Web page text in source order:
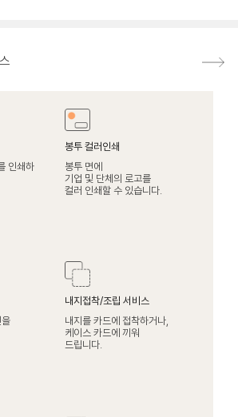
인쇄하
봉투 컬러인쇄
봉투 면에
기업 및 단체의 로고를
컬러 인쇄할 수 있습니다.
내지접착/조립 서비스
내지를 카드에 접착하거나,
케이스 카드에 끼워
드립니다.